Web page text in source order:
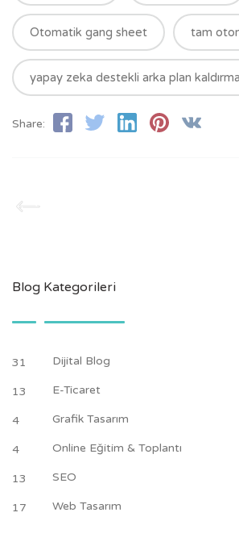
Otomatik gang sheet tam
yapay zeka destekli arka plan kaldırma
Share:
Blog Kategorileri
31 Dijital Blog
13 E-Ticaret
4 Grafik Tasarım
4 Online Eğitim & Toplantı
13 SEO
17 Web Tasarım